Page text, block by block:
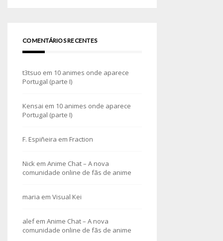
COMENTÁRIOS RECENTES
t3tsuo em 10 animes onde aparece
Portugal (parte I)
Kensai em 10 animes onde aparece
Portugal (parte I)
F. Espiñeira em Fraction
Nick em Anime Chat – A nova
comunidade online de fãs de anime
maria em Visual Kei
alefem Anime Chat – A nova
comunidade online de fãs de anime